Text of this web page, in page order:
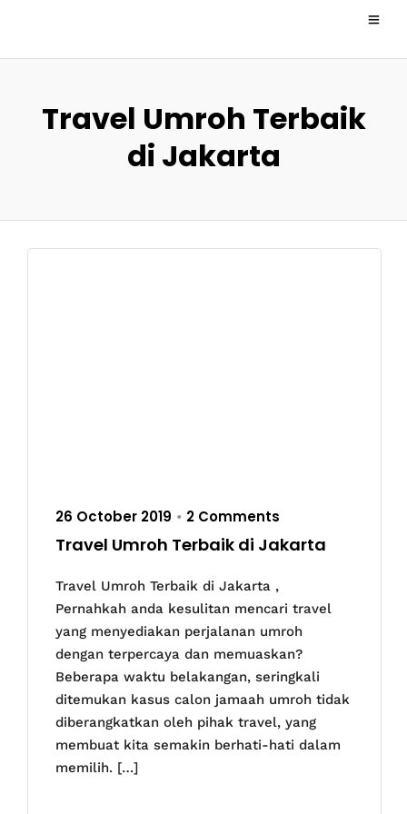
Travel Umroh Terbaik
di Jakarta
26 October 2019 • 2 Comments
Travel Umroh Terbaik di Jakarta
Travel Umroh Terbaik di Jakarta ,
Pernahkah anda kesulitan mencari travel
yang menyediakan perjalanan umroh
dengan terpercaya dan memuaskan?
Beberapa waktu belakangan, seringkali
ditemukan kasus calon jamaah umroh tidak
diberangkatkan oleh pihak travel, yang
membuat kita semakin berhati-hati dalam
memilih. […]